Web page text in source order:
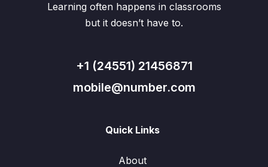
Learning often happens in classrooms
but it doesn’t have to.
+1 (24551) 21456871
mobile@number.com
Quick Links
About